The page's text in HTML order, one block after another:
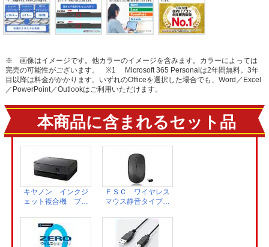
※ 画像はイメージです。他カラーのイメージを含みます。カラーによっては
完売の可能性がございます。
※1 Microsoft 365 Personalは2年間無料。3年
目以降は料金がかかります。いずれのOfficeを選択した場合でも、Word／Excel
／PowerPoint／Outlookはご利用いただけます。
本商品に含まれるセット品
キヤノン インクジ
ェット複合機 ブラ
TS5430BK
ＦＳＣ ワイヤレス
マウス静音タイプ
WME01